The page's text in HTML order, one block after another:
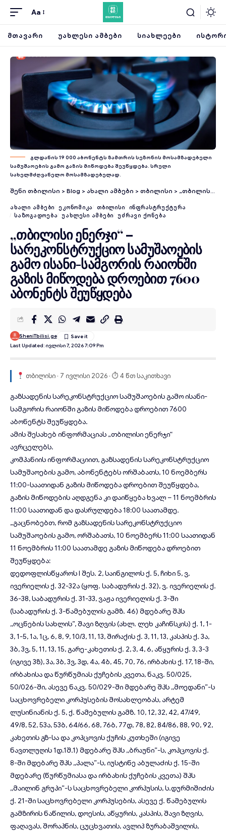
Aa
ᲛᲗᲐᲕᲐᲠᲘ ᲣᲐᲮᲚᲔᲡᲘ ᲐᲛᲑᲔᲑᲘ ᲡᲘᲐᲮᲚᲔᲔᲑᲘ
გლდანის 19 000 აბონენტს ზამთრის სეზონის მოსამზადებელი
სამუშაოების გამო გაზის მიწოდება შეუწყდება. სრული
სახელმძღვანელო მოსამზადებელად.
შენი თბილისი > Blog > ახალი ამბები > თბილისი > „თბილისი ენერჯი“ – სარეკონსტრუქციო სამუშაოების გამო ისანი-სამგორის რაიონში გაზის მიწოდება დროებით 7600 აბონენტს შეუწყდება
ᲐᲮᲐᲚᲘ ᲐᲛᲑᲔᲑᲘ ᲔᲙᲝᲜᲝᲛᲘᲙᲐ ᲗᲑᲘᲚᲘᲡᲘ
ᲘᲜᲤᲠᲐᲡᲢᲠᲣᲥᲢᲣᲠᲐ
ᲡᲐᲖᲝᲒᲐᲓᲝᲔᲑᲐ
ᲣᲐᲮᲚᲔᲡᲘ ᲐᲛᲑᲔᲑᲘ ᲣᲫᲠᲐᲕᲘ ᲥᲝᲜᲔᲑᲐ
„თბილისი ენერჯი“ –
სარეკონსტრუქციო სამუშაოების
გამო ისანი-სამგორის რაიონში
გაზის მიწოდება დროებით 7600
აბონენტს შეუწყდება
Last Updated: Ივლისი 7, 2026 7:09 Pm
SheniTbilisi.ge
თბილისი · 7 ივლისი 2026 · ⏱ 4 წთ საკითხავი
გაზსადენის სარეკონსტრუქციოსამუშაოების გამო ისანი-
სამგორის რაიონში გაზის მიწოდებადროებით 7600
აბონენტს შეუწყდება.
ამის შესახებ ინფორმაციას „თბილისი ენერჯი“
ავრცელებს.
კომპანიის ინფორმაციით, გაზსადენის სარეკონსტრუქციო
სამუშაოების გამო, აბონენტებს ორშაბათს, 10 ნოემბერს
11:00-საათიდან გაზის მიწოდება დროებით შეუწყდება,
გაზის მიწოდების აღდგენა კი დაიწყება ხვალ – 11 ნოემბრის
11:00 საათიდან და დასრულდება 18:00 საათამდე.
„გაცნობებთ, რომ გაზსადენის სარეკონსტრუქციო
სამუშაოების გამო, ორშაბათს, 10 ნოემბერს 11:00 საათიდან
11 ნოემბრის 11:00 საათამდე გაზის მიწოდება დროებით
შეუწყდება:
დედოფლისწყაროს I შეს. 2, საინგილოს ქ. 5, ჩიხი 5, ვ.
ივერიელის ქ. 32-32ა (ყოფ. საბადურის ქ. 32), ვ. ივერიელის ქ.
36-38, საბადურის ქ. 31-33, ვაჟა ივერიელის ქ. 3-ში
(საბადურის ქ. 3-წამებულის გამზ. 46) მდებარე შპს
,,ოცნების სახლის”, შავი ზღვის (ახლ. ლეხ კაჩინსკის) ქ. 1, 1-
3, 1-5, 1ა, 1ც, 6, 8, 9, 10/3, 11, 13, შირაქის ქ. 3, 11, 13, კასპის ქ. 3ა,
3ბ, 3ვ, 5, 11, 13, 15, გარე-კახეთის ქ. 2, 3, 4, 6, აწყურის ქ. 3, 3-3
(იგივე 3ზ), 3ა, 3ბ, 3ვ, 3დ, 4ა, 4ბ, 45, 70, 76, ირბახის ქ. 17, 18-ში,
ირბახისა და წურწუმიას ქუჩების კვეთა, ნაკვ. 50/025,
50/026-ში, ასევე ნაკვ. 50/029-ში მდებარე შპს ,,მოედანი”-ს
საცხოვრებელი კორპუსების მოსახლეობას, არტემ
ლუსინიანის ქ. 5, ქ. წამებულის გამზ. 10, 12, 32, 42, 47/49,
49/8, 52, 53ა, 53ბ, 64/66, 68, 76ბ, 77დ, 78, 82, 84/86, 88, 90, 92,
კახეთის გზ-სა და კოპცოვის ქუჩის კუთხეში (იგივე
ნავთლუღის 1დ.1შ.1) მდებარე შპს ,,ბრაუნი”-ს, კოპცოვის ქ.
8-ში მდებარე შპს ,,პალა”-ს, იუსტინე აბულაძის ქ. 15-ში
მდებარე (წურწუმიასა და ირბახის ქუჩების კვეთა) შპს
,,მაილინ გრუპი”-ს საცხოვრებელი კორპუსის, ს.დურმიშიძის
ქ. 21-ში საცხოვრებელი კორპუსების, ასევე ქ. წამებულის
გამზირის ნაწილის, დოესის, აწყურის, კასპის, შავი ზღვის,
ფაღავას, შორაპნის, ცუცხვათის, ავლიპ ზურაბაშვილის,